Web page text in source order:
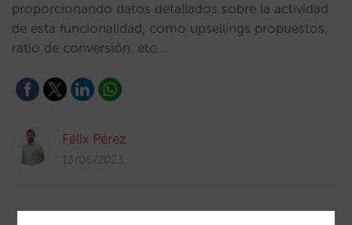
proporcionando datos detallados sobre la actividad
de esta funcionalidad, como upsellings propuestos,
ratio de conversión, etc.…
Félix Pérez
13/06/2023